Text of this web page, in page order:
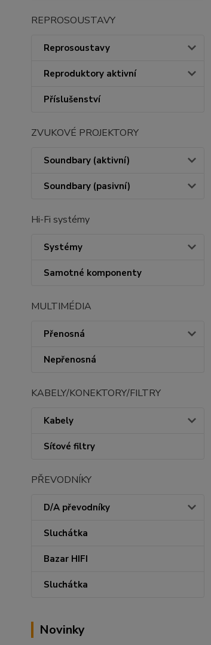
REPROSOUSTAVY
Reprosoustavy
Reproduktory aktivní
Příslušenství
ZVUKOVÉ PROJEKTORY
Soundbary (aktivní)
Soundbary (pasivní)
Hi-Fi systémy
Systémy
Samotné komponenty
MULTIMÉDIA
Přenosná
Nepřenosná
KABELY/KONEKTORY/FILTRY
Kabely
Síťové filtry
PŘEVODNÍKY
D/A převodníky
Sluchátka
Bazar HIFI
Sluchátka
Novinky